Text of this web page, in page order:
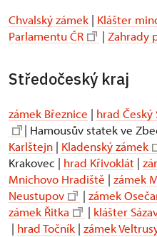
Chvalský zámek | Klášter
Parlamentu ČR
| Zahrady
Středočeský kraj
zámek Březnice | hrad
| Hamousův statek ve
Karlštejn | Kladenský zámek
Krakovec | hrad Křivoklát |
Mnichovo Hradiště | zámek
Neustupov
| zámek
zámek Řitka
| klášter
| hrad Točník | zámek